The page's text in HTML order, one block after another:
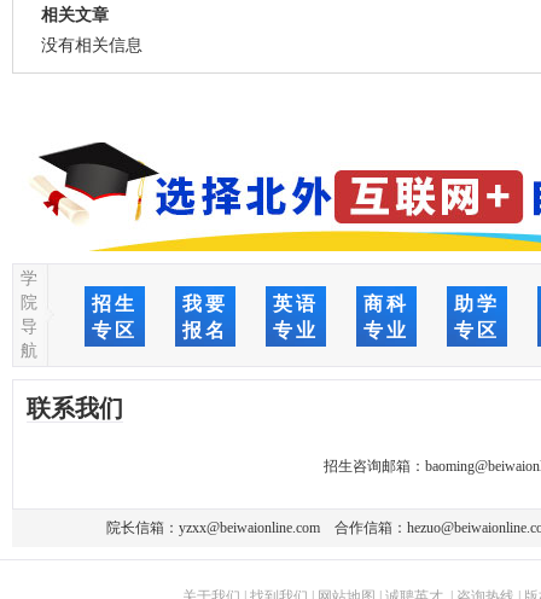
相关文章
没有相关信息
学
院
导
航
招生
专区
我要
报名
英语
专业
商科
专业
助学
专区
联系我们
招生咨询邮箱：
院长信箱： yzxx@beiwaionline.com 合作信箱：